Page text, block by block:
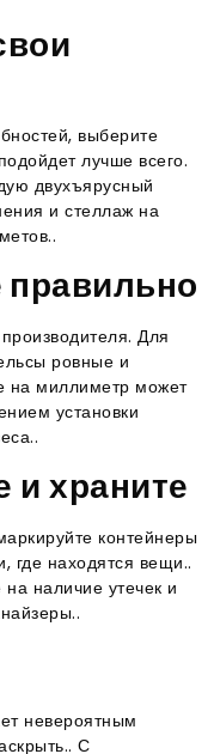
выберите
лучше всего.
двухъярусный
и стеллаж на
правильно
Для
ровные и
на миллиметр может
установки
и храните
контейнеры
где находятся вещи..
наличие утечек и
невероятным
С